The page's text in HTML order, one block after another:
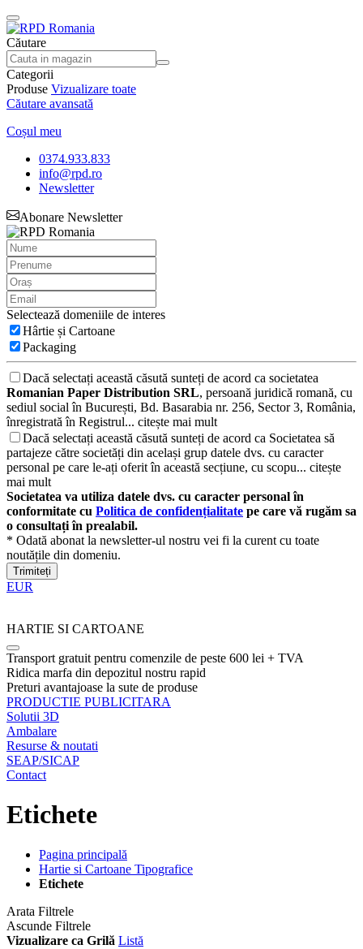
Căutare
Categorii
Produse Vizualizare toate
Căutare avansată
Coșul meu
0374.933.833
info@rpd.ro
Newsletter
Abonare Newsletter
Selectează domeniile de interes
Hârtie și Cartoane
Packaging
Dacă selectați această căsută sunteți de acord ca societatea
Romanian Paper Distribution SRL, persoană juridică romană, cu
sediul social în București, Bd. Basarabia nr. 256, Sector 3, România,
înregistrată în Registrul... citește mai mult
Dacă selectați această căsută sunteți de acord ca Societatea să
partajeze către societăți din același grup datele dvs. cu caracter
personal pe care le-ați oferit în această secțiune, cu scopu... citește
mai mult
Societatea va utiliza datele dvs. cu caracter personal în
conformitate cu Politica de confidențialitate pe care vă rugăm sa
o consultați în prealabil.
* Odată abonat la newsletter-ul nostru vei fi la curent cu toate
noutățile din domeniu.
Trimiteți
EUR
HARTIE SI CARTOANE
Transport gratuit pentru comenzile de peste 600 lei + TVA
Ridica marfa din depozitul nostru rapid
Preturi avantajoase la sute de produse
PRODUCTIE PUBLICITARA
Solutii 3D
Ambalare
Resurse & noutati
SEAP/SICAP
Contact
Etichete
Pagina principală
Hartie si Cartoane Tipografice
Etichete
Arata Filtrele
Ascunde Filtrele
Vizualizare ca Grilă Listă